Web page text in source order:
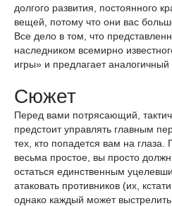
долгого развития, постоянного
вещей, потому что они вас
Все дело в том, что
наследником всемирно
игры» и предлагает аналогичный
Сюжет
Перед вами потрясающий,
предстоит управлять главным
тех, кто попадется вам на глаза.
весьма простое, вы просто
остаться единственным
атаковать противников (их,
однако каждый может